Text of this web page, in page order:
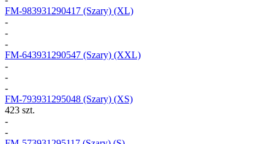
FM-983931290417 (Szary) (XL)
-
-
-
FM-643931290547 (Szary) (XXL)
-
-
-
FM-793931295048 (Szary) (XS)
423 szt.
-
-